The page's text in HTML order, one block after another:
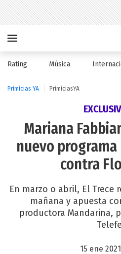
Rating Música
Primicias YA PrimiciasYA
Mariana
nuevo
contra
En marzo o abril, El Trece
mañana y apuesta
productora Mandarina,
15 ene